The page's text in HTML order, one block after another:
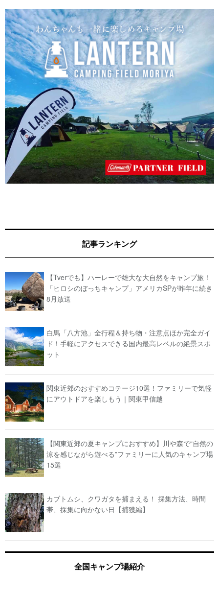
記事ランキング
【Tverでも】ハーレーで雄大な大自然をキャンプ旅！
「ヒロシのぼっちキャンプ」アメリカSPが昨年に続き
8月放送
白馬「八方池」全行程＆持ち物・注意点ほか完全ガイ
ド！手軽にアクセスできる国内最高レベルの絶景スポ
ット
関東近郊のおすすめコテージ10選！ファミリーで気軽
にアウトドアを楽しもう｜関東甲信越
【関東近郊の夏キャンプにおすすめ】川や森で“自然の
涼を感じながら遊べる”ファミリーに人気のキャンプ場
15選
カブトムシ、クワガタを捕まえる！ 採集方法、時間
帯、採集に向かない日【捕獲編】
全国キャンプ場紹介